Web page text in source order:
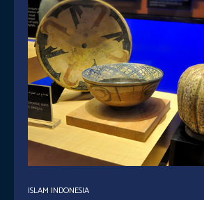
ISLAM INDONESIA